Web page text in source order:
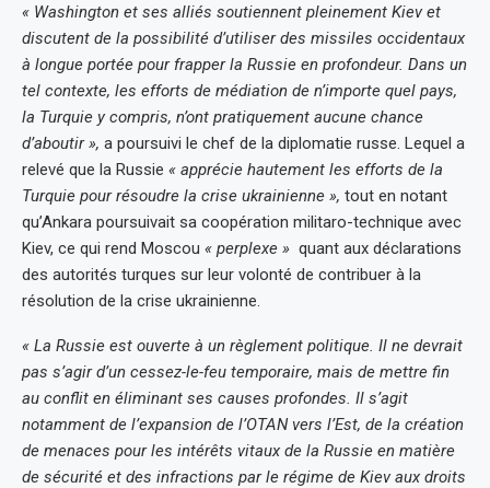
« Washington et ses alliés soutiennent pleinement Kiev et
discutent de la possibilité d’utiliser des missiles occidentaux
à longue portée pour frapper la Russie en profondeur. Dans un
tel contexte, les efforts de médiation de n’importe quel pays,
la Turquie y compris, n’ont pratiquement aucune chance
d’aboutir », a poursuivi le chef de la diplomatie russe. Lequel a
relevé que la Russie « apprécie hautement les efforts de la
Turquie pour résoudre la crise ukrainienne », tout en notant
qu’Ankara poursuivait sa coopération militaro-technique avec
Kiev, ce qui rend Moscou « perplexe » quant aux déclarations
des autorités turques sur leur volonté de contribuer à la
résolution de la crise ukrainienne.
« La Russie est ouverte à un règlement politique. Il ne devrait
pas s’agir d’un cessez-le-feu temporaire, mais de mettre fin
au conflit en éliminant ses causes profondes. Il s’agit
notamment de l’expansion de l’OTAN vers l’Est, de la création
de menaces pour les intérêts vitaux de la Russie en matière
de sécurité et des infractions par le régime de Kiev aux droits